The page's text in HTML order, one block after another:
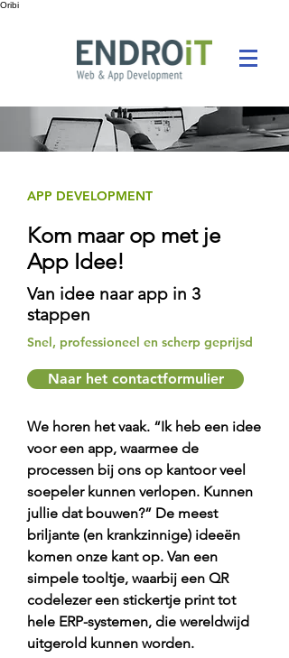
Oribi
APP DEVELOPMENT
Kom maar op met je
App Idee!
Van idee naar app in 3
stappen
Snel, professioneel en scherp geprijsd
Naar het contactformulier
We horen het vaak. “Ik heb een idee
voor een app, waarmee de
processen bij ons op kantoor veel
soepeler kunnen verlopen. Kunnen
jullie dat bouwen?” De meest
briljante (en krankzinnige) ideeën
komen onze kant op. Van een
simpele tooltje, waarbij een QR
codelezer een stickertje print tot
hele ERP-systemen, die wereldwijd
uitgerold kunnen worden.